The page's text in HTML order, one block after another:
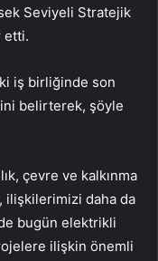
Seviyeli Stratejik
etti.
iş birliğinde son
belirterek, şöyle
çevre ve kalkınma
ilişkilerimizi daha da
bugün elektrikli
ilişkin önemli